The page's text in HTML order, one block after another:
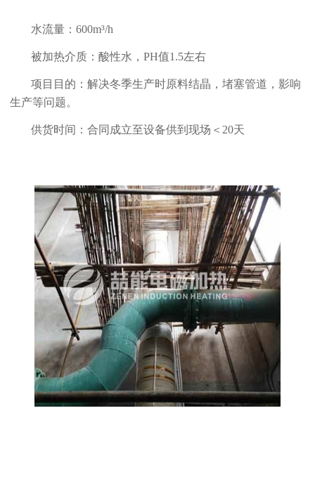
水流量：600m³/h
被加热介质：酸性水，PH值1.5左右
项目目的：解决冬季生产时原料结晶，堵塞管道，影响
生产等问题。
供货时间：合同成立至设备供到现场＜20天